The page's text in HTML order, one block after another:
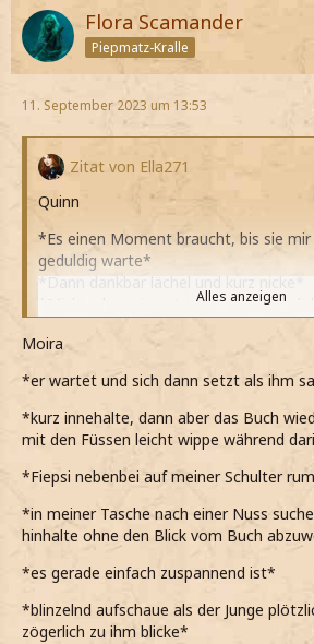
Flora Scamander
Piepmatz-Kralle
11. September 2023 um 13:53
Zitat von Ella271
Quinn
*Es einen Moment braucht, bis sie
geduldig warte*
*Dann dankbar lächel und kurz nicke*
*Mich neben sie setze und mein Buch
neben mir wahrnehme*
*Mich umwende und eine kleine Maus
sitzen sehe*
*Kurz erstarre, da so eine Maus
von so nahem gesehen habe*
*Sie skeptisch beobachte, sie sich aber
*Deshalb meinen Blick wieder
*Dabei das Buch bemerke, das sie
zu tun hat*
*Mich nun doch die Neugierde
Mädchen anspreche*
Alles anzeigen
Moira
*er wartet und sich dann setzt als ihm
*kurz innehalte, dann aber das Buch
mit den Füssen leicht wippe während
*Fiepsi nebenbei auf meiner Schulter
*in meiner Tasche nach einer Nuss
hinhalte ohne den Blick vom Buch
*es gerade einfach zuspannend ist*
*blinzelnd aufschaue als der Junge
zögerlich zu ihm blicke*